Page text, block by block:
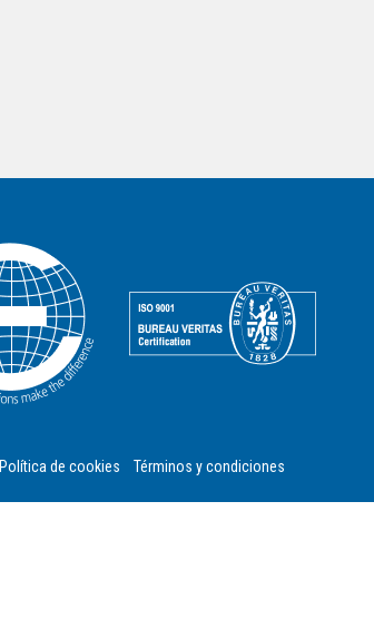
Política de cookies Términos y condiciones